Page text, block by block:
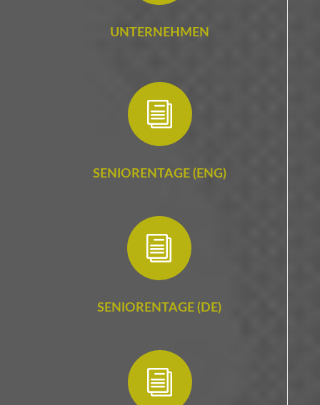
UNTERNEHMEN
i
SENIORENTAGE (ENG)
i
SENIORENTAGE (DE)
i